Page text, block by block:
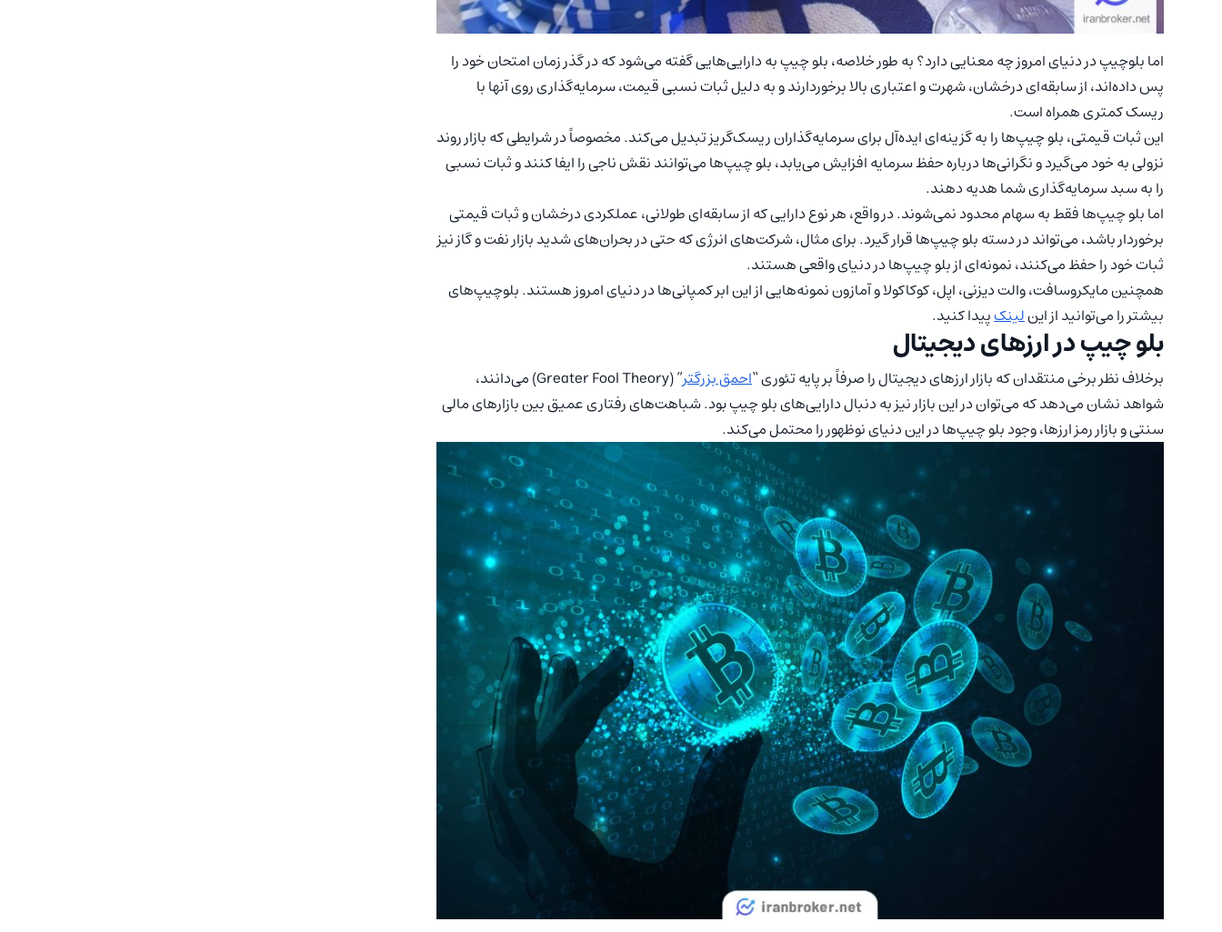
اما بلوچیپ در دنیای امروز چه معنایی دارد؟ به طور خلاصه، بلو چیپ به دارایی‌هایی گفته می‌شود که در گذر زمان امتحان خود را
پس داده‌اند، از سابقه‌ای درخشان، شهرت و اعتباری بالا برخوردارند و به دلیل ثبات نسبی قیمت، سرمایه‌گذاری روی آنها با
ریسک کمتری همراه است.
این ثبات قیمتی، بلو چیپ‌ها را به گزینه‌ای ایده‌آل برای سرمایه‌گذاران ریسک‌گریز تبدیل می‌کند. مخصوصاً در شرایطی که بازار روند
نزولی به خود می‌گیرد و نگرانی‌ها درباره حفظ سرمایه افزایش می‌یابد، بلو چیپ‌ها می‌توانند نقش ناجی را ایفا کنند و ثبات نسبی
را به سبد سرمایه‌گذاری شما هدیه دهند.
اما بلو چیپ‌ها فقط به سهام محدود نمی‌شوند. در واقع، هر نوع دارایی که از سابقه‌ای طولانی، عملکردی درخشان و ثبات قیمتی
برخوردار باشد، می‌تواند در دسته بلو چیپ‌ها قرار گیرد. برای مثال، شرکت‌های انرژی که حتی در بحران‌های شدید بازار نفت و گاز نیز
ثبات خود را حفظ می‌کنند، نمونه‌ای از بلو چیپ‌ها در دنیای واقعی هستند.
همچنین مایکروسافت، والت دیزنی، اپل، کوکاکولا و آمازون نمونه‌هایی از این ابر کمپانی‌ها در دنیای امروز هستند. بلوچیپ‌های
بیشتر را می‌توانید از اینلینکپیدا کنید.
بلو چیپ در ارزهای دیجیتال
برخلاف نظر برخی منتقدان که بازار ارزهای دیجیتال را صرفاً بر پایه تئوری “احمق بزرگتر
” (Greater Fool Theory) می‌دانند،
شواهد نشان می‌دهد که می‌توان در این بازار نیز به دنبال دارایی‌های بلو چیپ بود. شباهت‌های رفتاری عمیق بین بازارهای مالی
سنتی و بازار رمز ارزها، وجود بلو چیپ‌ها در این دنیای نوظهور را محتمل می‌کند.